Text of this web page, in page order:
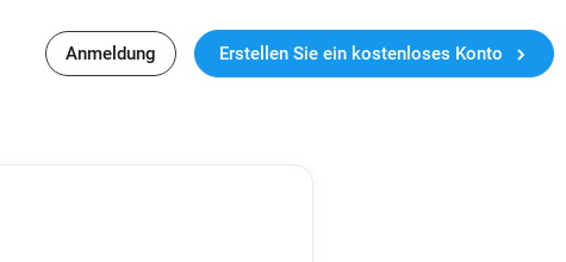
Anmeldung Erstellen Sie ein kostenloses Konto